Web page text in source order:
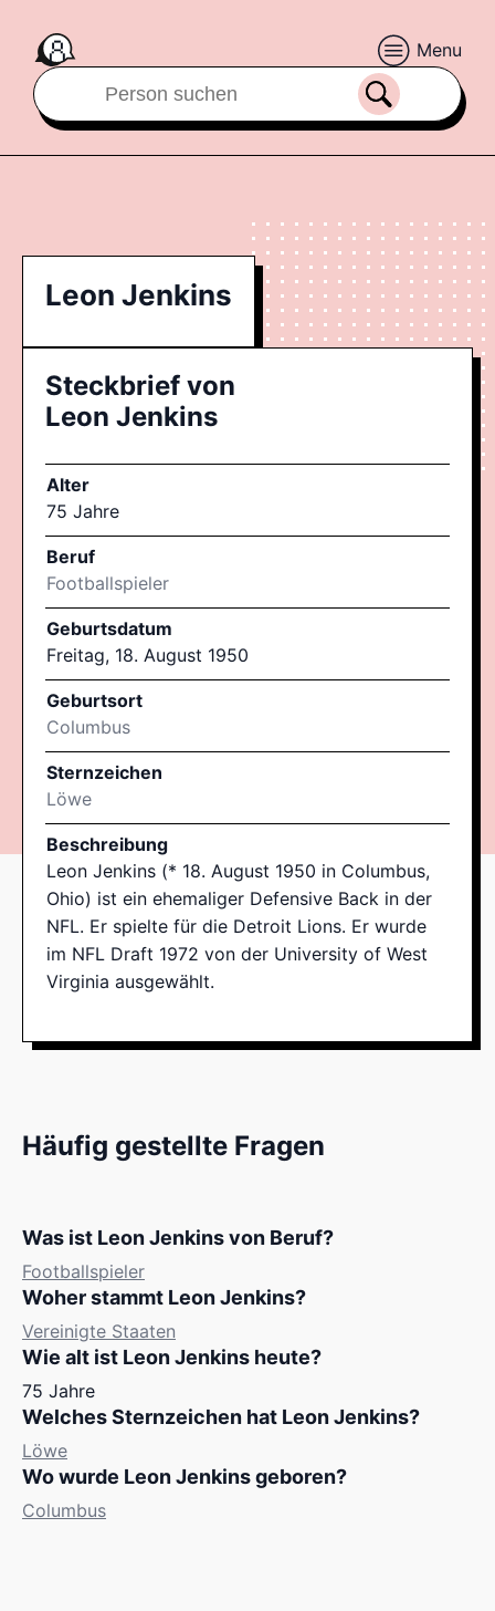
Menu
Leon Jenkins
Steckbrief von
Leon Jenkins
Alter
75 Jahre
Beruf
Footballspieler
Geburtsdatum
Freitag, 18. August 1950
Geburtsort
Columbus
Sternzeichen
Löwe
Beschreibung
Leon Jenkins (* 18. August 1950 in Columbus,
Ohio) ist ein ehemaliger Defensive Back in der
NFL. Er spielte für die Detroit Lions. Er wurde
im NFL Draft 1972 von der University of West
Virginia ausgewählt.
Häufig gestellte Fragen
Was ist Leon Jenkins von Beruf?
Footballspieler
Woher stammt Leon Jenkins?
Vereinigte Staaten
Wie alt ist Leon Jenkins heute?
75 Jahre
Welches Sternzeichen hat Leon Jenkins?
Löwe
Wo wurde Leon Jenkins geboren?
Columbus